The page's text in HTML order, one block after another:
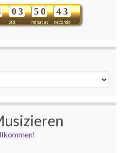
Std.
0 3
minutes
5 0
seconds
43